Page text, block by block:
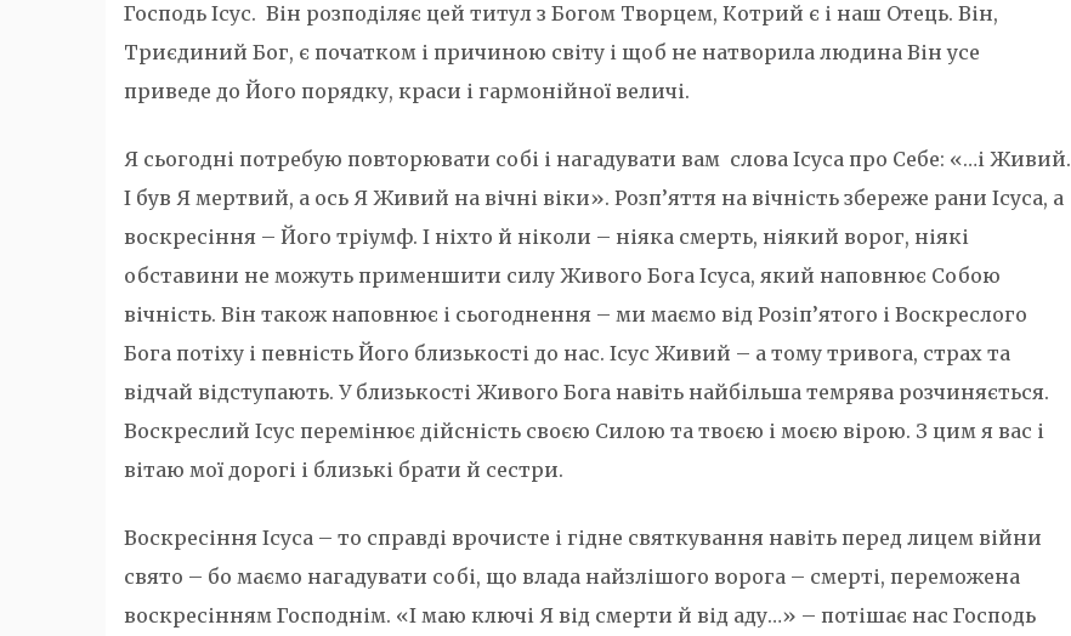
Господь Ісус. Він розподіляє цей титул з Богом Творцем, Котрий є і наш Отець. Він,
Триєдиний Бог, є початком і причиною світу і щоб не натворила людина Він усе
приведе до Його порядку, краси і гармонійної величі.
Я сьогодні потребую повторювати собі і нагадувати вам слова Ісуса про Себе: «…і Живий.
І був Я мертвий, а ось Я Живий на вічні віки». Розп’яття на вічність збереже рани Ісуса, а
воскресіння – Його тріумф. І ніхто й ніколи – ніяка смерть, ніякий ворог, ніякі
обставини не можуть применшити силу Живого Бога Ісуса, який наповнює Собою
вічність. Він також наповнює і сьогоднення – ми маємо від Розіп’ятого і Воскреслого
Бога потіху і певність Його близькості до нас. Ісус Живий – а тому тривога, страх та
відчай відступають. У близькості Живого Бога навіть найбільша темрява розчиняється.
Воскреслий Ісус перемінює дійсність своєю Силою та твоєю і моєю вірою. З цим я вас і
вітаю мої дорогі і близькі брати й сестри.
Воскресіння Ісуса – то справді врочисте і гідне святкування навіть перед лицем війни
свято – бо маємо нагадувати собі, що влада найзлішого ворога – смерті, переможена
воскресінням Господнім. «І маю ключі Я від смерти й від аду…» – потішає нас Господь